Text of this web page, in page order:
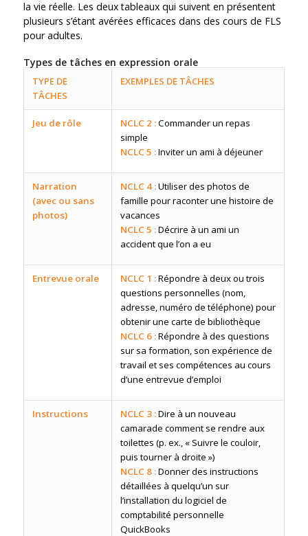
la vie réelle. Les deux tableaux qui suivent en présentent
plusieurs s’étant avérées efficaces dans des cours de FLS
pour adultes.
Types de tâches en expression orale
TYPE DE
TÂCHES
EXEMPLES DE TÂCHES
Jeu de rôle NCLC 2 :Commander un repas
simple
NCLC 5 :Inviter un ami à déjeuner
Narration
(avec ou sans
photos)
NCLC 4 :Utiliser des photos de
famille pour raconter une histoire de
vacances
NCLC 5 :Décrire à un ami un
accident que l’on a eu
Entrevue orale NCLC 1 :Répondre à deux ou trois
questions personnelles (nom,
adresse, numéro de téléphone) pour
obtenir une carte de bibliothèque
NCLC 6 :Répondre à des questions
sur sa formation, son expérience de
travail et ses compétences au cours
d’une entrevue d’emploi
Instructions NCLC 3 :Dire à un nouveau
camarade comment se rendre aux
toilettes (p. ex., « Suivre le couloir,
puis tourner à droite »)
NCLC 8 :Donner des instructions
détaillées à quelqu’un sur
l’installation du logiciel de
comptabilité personnelle
QuickBooks